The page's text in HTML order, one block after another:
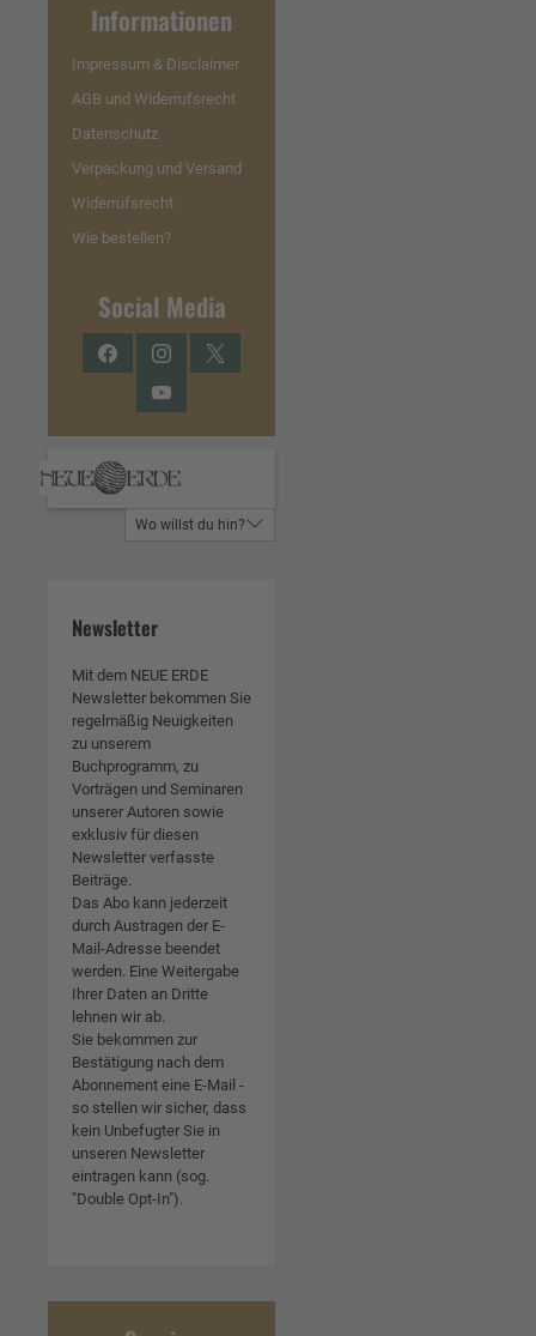
Informationen
Impressum & Disclaimer
AGB und Widerrufsrecht
Datenschutz
Verpackung und Versand
Widerrufsrecht
Wie bestellen?
Social Media
FacebookInstagramTwitter
YouTube
Wo willst du hin?
Newsletter
Mit dem NEUE ERDE
Newsletter bekommen Sie
regelmäßig Neuigkeiten
zu unserem
Buchprogramm, zu
Vorträgen und Seminaren
unserer Autoren sowie
exklusiv für diesen
Newsletter verfasste
Beiträge.
Das Abo kann jederzeit
durch Austragen der E-
Mail-Adresse beendet
werden. Eine Weitergabe
Ihrer Daten an Dritte
lehnen wir ab.
Sie bekommen zur
Bestätigung nach dem
Abonnement eine E-Mail -
so stellen wir sicher, dass
kein Unbefugter Sie in
unseren Newsletter
eintragen kann (sog.
"Double Opt-In").